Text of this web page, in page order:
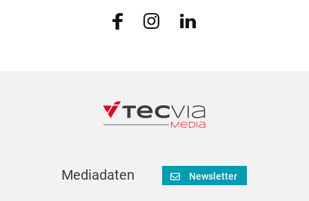
Mediadaten Newsletter